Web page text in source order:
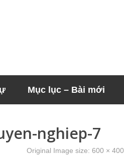
Mục lục – Bài mới
nghiep-7
Original Image size: 600 × 400